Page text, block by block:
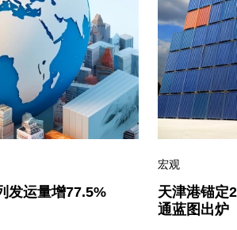
发运量增77.5%
宏观
天津港锚定
通蓝图出炉